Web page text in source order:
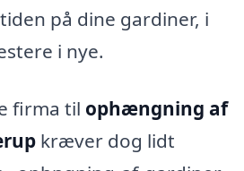
på dine gardiner, i
i nye.
firma til ophængning af
kræver dog lidt